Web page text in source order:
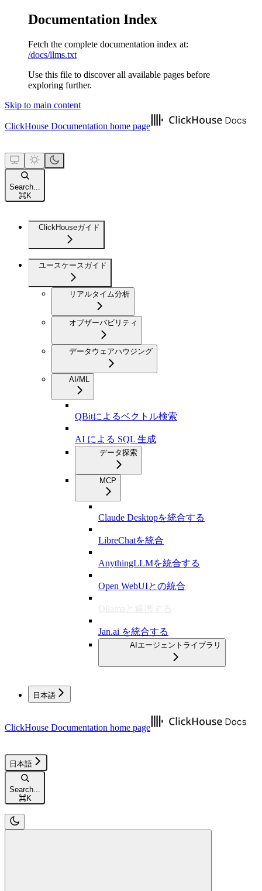
Documentation Index
Fetch the complete documentation index at:
/docs/llms.txt
Use this file to discover all available pages before
exploring further.
Skip to main content
ClickHouse Documentation home page
Search...
⌘K
ClickHouseガイド
ユースケースガイド
リアルタイム分析
オブザーバビリティ
データウェアハウジング
AI/ML
QBitによるベクトル検索
AI による SQL 生成
データ探索
MCP
Claude Desktopを統合する
LibreChatを統合
AnythingLLMを統合する
Open WebUIとの統合
Ollamaと連携する
Jan.ai を統合する
AIエージェントライブラリ
日本語
ClickHouse Documentation home page
日本語
Search...
⌘K